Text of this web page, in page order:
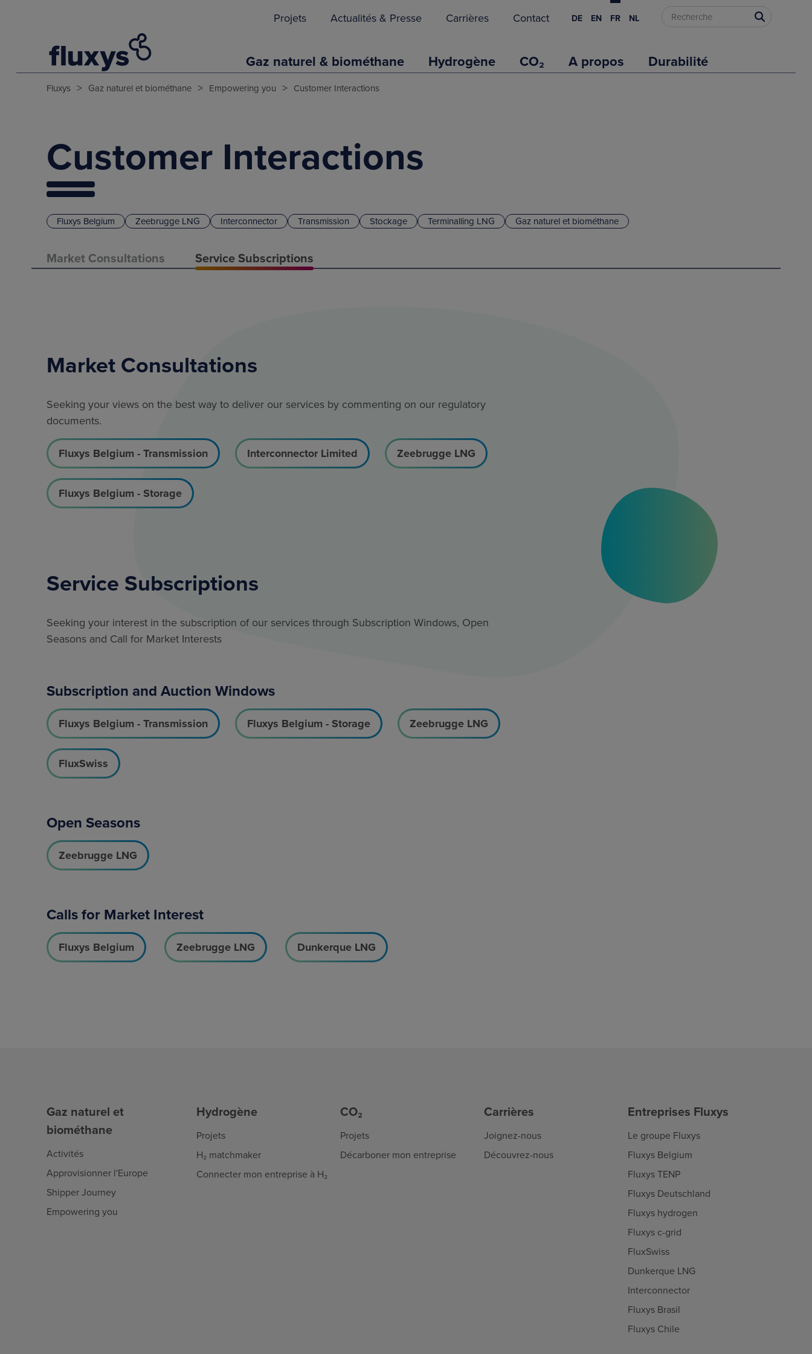
Projets Actualités & Presse Carrières Contact DE EN FR NL
Gaz naturel & biométhane Hydrogène CO₂ A propos Durabilité
Fluxys > Gaz naturel et biométhane > Empowering you > Customer Interactions
Fluxys Belgium Zeebrugge LNG Interconnector Transmission Stockage Terminalling LNG Gaz naturel et biométhane
Customer Interactions
Market Consultations Service Subscriptions
Market Consultations
Seeking your views on the best way to deliver our services by commenting on our regulatory
documents.
Fluxys Belgium - Transmission Interconnector Limited Zeebrugge LNG
Fluxys Belgium - Storage
Service Subscriptions
Seeking your interest in the subscription of our services through Subscription Windows, Open
Seasons and Call for Market Interests
Subscription and Auction Windows
Fluxys Belgium - Transmission Fluxys Belgium - Storage Zeebrugge LNG
FluxSwiss
Open Seasons
Zeebrugge LNG
Calls for Market Interest
Fluxys Belgium Zeebrugge LNG Dunkerque LNG
Gaz naturel et
biométhane
Activités
Approvisionner l'Europe
Shipper Journey
Empowering you
Hydrogène
Projets
H₂ matchmaker
Connecter mon entreprise à H₂
CO₂
Projets
Décarboner mon entreprise
Carrières
Joignez-nous
Découvrez-nous
Entreprises Fluxys
Le groupe Fluxys
Fluxys Belgium
Fluxys TENP
Fluxys Deutschland
Fluxys hydrogen
Fluxys c-grid
FluxSwiss
Dunkerque LNG
Interconnector
Fluxys Brasil
Fluxys Chile